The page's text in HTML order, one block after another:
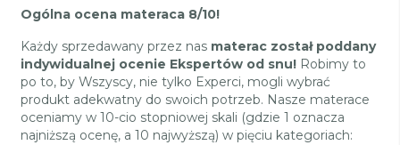
Ogólna ocena materaca 8/10!
Każdy sprzedawany przez nas materac został poddany
indywidualnej ocenie Ekspertów od snu! Robimy to
po to, by Wszyscy, nie tylko Experci, mogli wybrać
produkt adekwatny do swoich potrzeb. Nasze materace
oceniamy w 10-cio stopniowej skali (gdzie 1 oznacza
najniższą ocenę, a 10 najwyższą) w pięciu kategoriach: